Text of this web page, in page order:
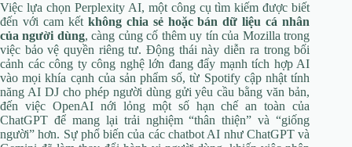
Việc lựa chọn Perplexity AI, một công cụ tìm kiếm được biết
đến với cam kết không chia sẻ hoặc bán dữ liệu cá nhân
của người dùng, càng củng cố thêm uy tín của Mozilla trong
việc bảo vệ quyền riêng tư. Động thái này diễn ra trong bối
cảnh các công ty công nghệ lớn đang đẩy mạnh tích hợp AI
vào mọi khía cạnh của sản phẩm số, từ Spotify cập nhật tính
năng AI DJ cho phép người dùng gửi yêu cầu bằng văn bản,
đến việc OpenAI nới lỏng một số hạn chế an toàn của
ChatGPT để mang lại trải nghiệm “thân thiện” và “giống
người” hơn. Sự phổ biến của các chatbot AI như ChatGPT và